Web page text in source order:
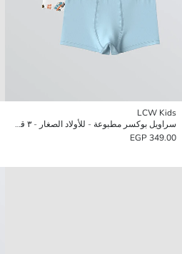
LCW Kids
سراويل بوكسر مطبوعة - للأولاد الصغار - ٣ قطع
349.00 EGP